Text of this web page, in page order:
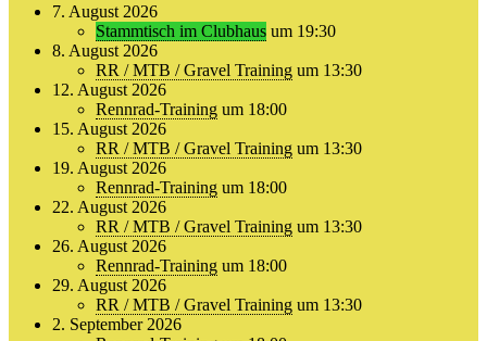
7. August 2026
Stammtisch im Clubhaus um 19:30
8. August 2026
RR / MTB / Gravel Training um 13:30
12. August 2026
Rennrad-Training um 18:00
15. August 2026
RR / MTB / Gravel Training um 13:30
19. August 2026
Rennrad-Training um 18:00
22. August 2026
RR / MTB / Gravel Training um 13:30
26. August 2026
Rennrad-Training um 18:00
29. August 2026
RR / MTB / Gravel Training um 13:30
2. September 2026